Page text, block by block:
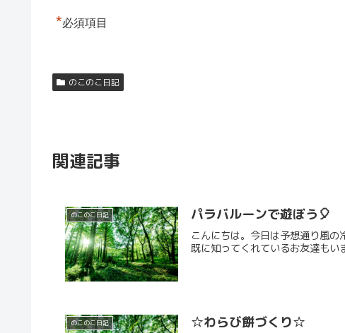
*必須項目
のこのこ日記
関連記事
のこのこ日記 パラバルーンで遊ぼう🎈
こんにちは。今日は予想通り風
既に知ってくれているお友達も
のこのこ日記 ☆わらび餅づくり☆